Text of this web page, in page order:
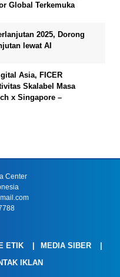
Global Terkemuka
2025, Dorong
lewat AI
Asia, FICER
Skalabel Masa
x Singapore –
Center
ETIK
MEDIA SIBER
IKLAN